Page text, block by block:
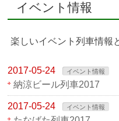
イベント情報
楽しいイベント列車情報
2017-05-24 イベント情報
納涼ビール列車2017
2017-05-24 イベント情報